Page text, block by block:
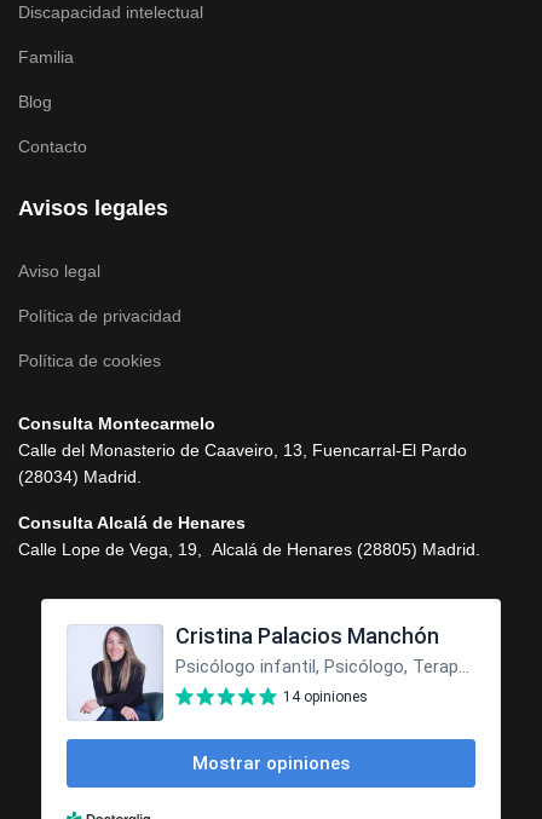
Discapacidad intelectual
Familia
Blog
Contacto
Avisos legales
Aviso legal
Política de privacidad
Política de cookies
Consulta Montecarmelo
Calle del Monasterio de Caaveiro, 13, Fuencarral-El Pardo
(28034) Madrid.
Consulta Alcalá de Henares
Calle Lope de Vega, 19, Alcalá de Henares (28805) Madrid.